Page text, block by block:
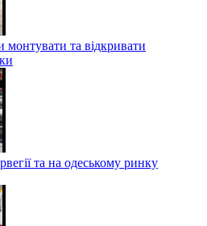
монтувати та відкривати
та на одеському ринку